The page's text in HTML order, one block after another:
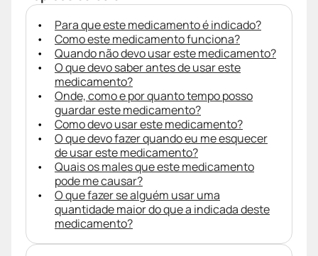
Para que este medicamento é indicado?
Como este medicamento funciona?
Quando não devo usar este medicamento?
O que devo saber antes de usar este
medicamento?
Onde, como e por quanto tempo posso
guardar este medicamento?
Como devo usar este medicamento?
O que devo fazer quando eu me esquecer
de usar este medicamento?
Quais os males que este medicamento
pode me causar?
O que fazer se alguém usar uma
quantidade maior do que a indicada deste
medicamento?